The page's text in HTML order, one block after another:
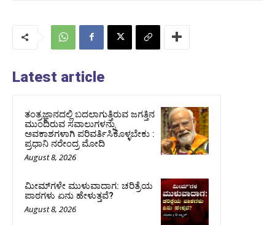
Latest article
ತಂತ್ರಜ್ಞಾನದಲ್ಲಿ ಬದಲಾಗುತ್ತಿರುವ ಜಗತ್ತಿನ
ಮುಂದಿರುವ ಸವಾಲುಗಳನ್ನು
ಅವಕಾಶಗಳಾಗಿ ಪರಿವರ್ತಿಸಿಕೊಳ್ಳಬೇಕು :
ಪ್ರಧಾನಿ ನರೇಂದ್ರ ಮೋದಿ
August 8, 2026
ಮೀಮ್‌ಗಳೇ ಮುಳುವಾದಾಗ: ಚರಿತ್ರೆಯ
ಪಾಠಗಳು ಏನು ಹೇಳುತ್ತವೆ?
August 8, 2026